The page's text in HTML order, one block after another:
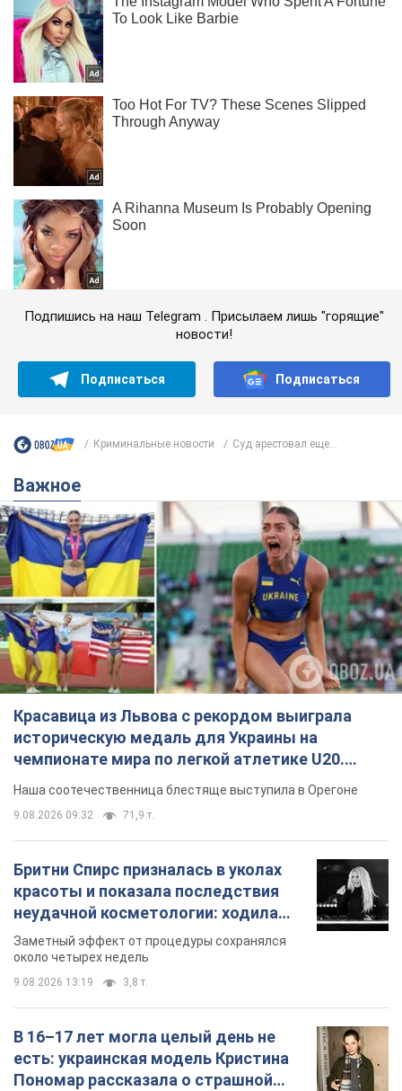
Подпишись на наш Telegram . Присылаем лишь "горящие"
новости!
Подписаться Подписаться
Криминальные новости Суд арестовал еще...
Важное
Красавица из Львова с рекордом выиграла
историческую медаль для Украины на
чемпионате мира по легкой атлетике U20.
Видео
Наша соотечественница блестяще выступила в Орегоне
9.08.2026 09:32 71,9 т.
Бритни Спирс призналась в уколах
красоты и показала последствия
неудачной косметологии: ходила
так почти месяц
Заметный эффект от процедуры сохранялся
около четырех недель
9.08.2026 13:19 3,8 т.
В 16–17 лет могла целый день не
есть: украинская модель Кристина
Пономар рассказала о страшной